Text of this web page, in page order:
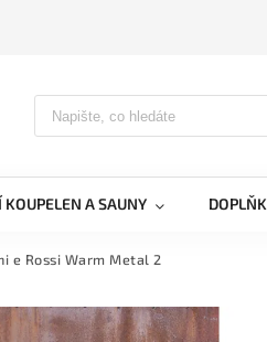
A SAUNY
e Rossi Warm Metal 2